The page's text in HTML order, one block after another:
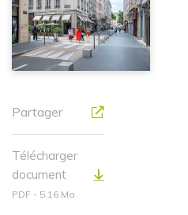
Partager
Télécharger
document
PDF - 5.16 Mo